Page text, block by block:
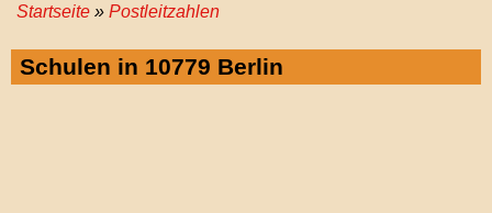
Startseite
Gemeinschaftsschulen
Grundschulen
Sekundarschulen
Gymnasien
Startseite Postleitzahlen
Schulen in 10779 Berlin